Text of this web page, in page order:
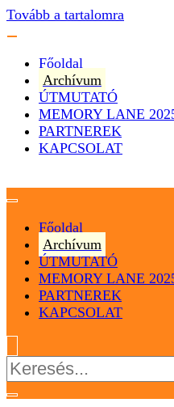
Tovább a tartalomra
Főoldal
Archívum
ÚTMUTATÓ
MEMORY LANE
PARTNEREK
KAPCSOLAT
Magyar Hip
Magyarország
Főoldal
Archívum
ÚTMUTATÓ
MEMORY LANE
PARTNEREK
KAPCSOLAT
Keresés: